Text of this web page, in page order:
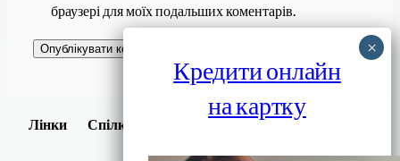
браузері для моїх подальших коментарів.
Лінки Спілки
Завантажити
Кредити онлайн
на картку